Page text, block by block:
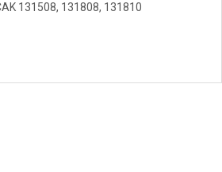
131508, 131808, 131810